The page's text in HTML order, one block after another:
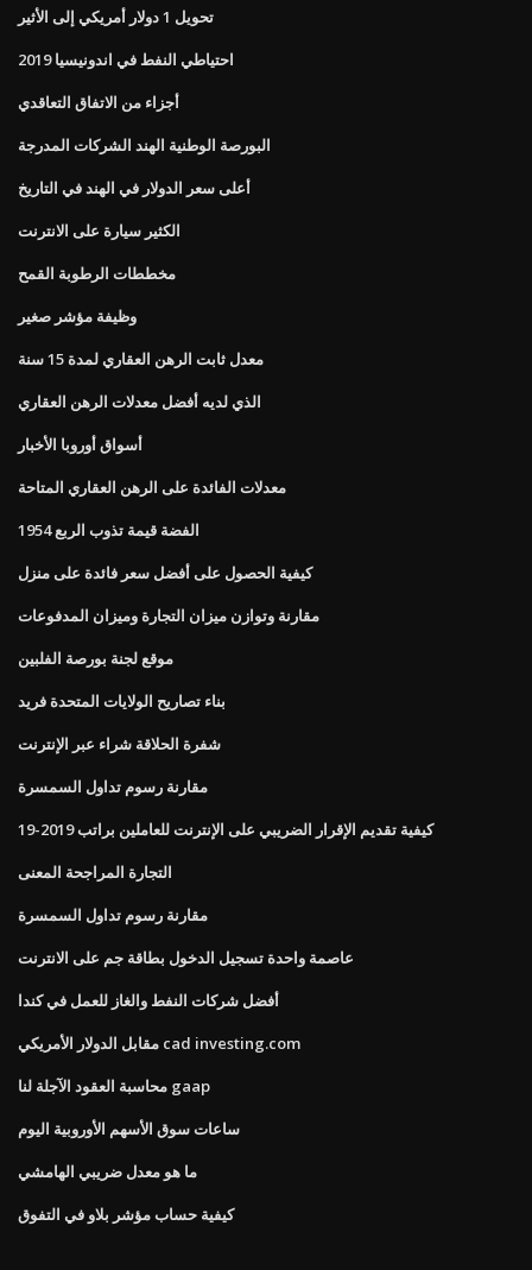
تحويل 1 دولار أمريكي إلى الأثير
احتياطي النفط في اندونيسيا 2019
أجزاء من الاتفاق التعاقدي
البورصة الوطنية الهند الشركات المدرجة
أعلى سعر الدولار في الهند في التاريخ
الكثير سيارة على الانترنت
مخططات الرطوبة القمح
وظيفة مؤشر صغير
معدل ثابت الرهن العقاري لمدة 15 سنة
الذي لديه أفضل معدلات الرهن العقاري
أسواق أوروبا الأخبار
معدلات الفائدة على الرهن العقاري المتاحة
1954 الفضة قيمة تذوب الربع
كيفية الحصول على أفضل سعر فائدة على منزل
مقارنة وتوازن ميزان التجارة وميزان المدفوعات
موقع لجنة بورصة الفلبين
بناء تصاريح الولايات المتحدة فريد
شفرة الحلاقة شراء عبر الإنترنت
مقارنة رسوم تداول السمسرة
كيفية تقديم الإقرار الضريبي على الإنترنت للعاملين براتب 2019-19
التجارة المراجحة المعنى
مقارنة رسوم تداول السمسرة
عاصمة واحدة تسجيل الدخول بطاقة جم على الانترنت
أفضل شركات النفط والغاز للعمل في كندا
مقابل الدولار الأمريكي cad investing.com
محاسبة العقود الآجلة لنا gaap
ساعات سوق الأسهم الأوروبية اليوم
ما هو معدل ضريبي الهامشي
كيفية حساب مؤشر بلاو في التفوق